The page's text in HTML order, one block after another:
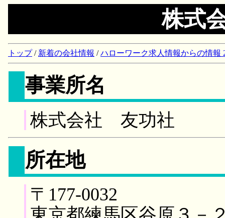
株式
トップ/ 新着の会社情報 /ハローワーク求人情報からの情報
事業所名
株式会社 友功社
所在地
〒177-0032